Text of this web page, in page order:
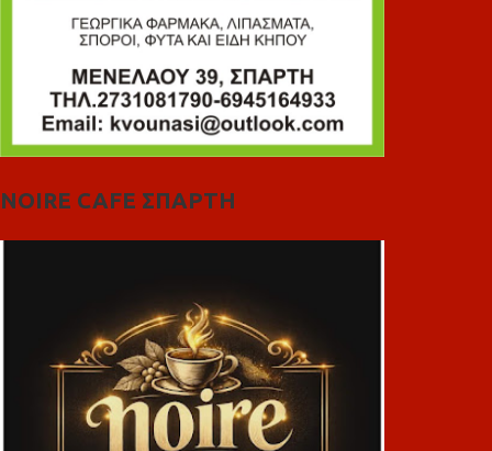
NOIRE CAFE ΣΠΑΡΤΗ